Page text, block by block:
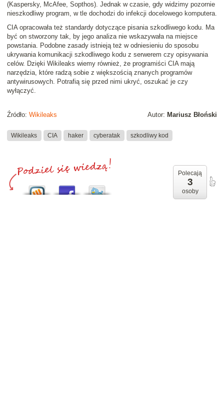
(Kaspersky, McAfee, Sopthos). Jednak w czasie, gdy widzimy pozornie
nieszkodliwy program, w tle dochodzi do infekcji docelowego komputera.
CIA opracowała też standardy dotyczące pisania szkodliwego kodu. Ma
być on stworzony tak, by jego analiza nie wskazywała na miejsce
powstania. Podobne zasady istnieją też w odniesieniu do sposobu
ukrywania komunikacji szkodliwego kodu z serwerem czy opisywania
celów. Dzięki Wikileaks wiemy również, że programiści CIA mają
narzędzia, które radzą sobie z większością znanych programów
antywirusowych. Potrafią się przed nimi ukryć, oszukać je czy
wyłączyć.
Autor: Mariusz Błoński
Źródło: Wikileaks
Wikileaks CIA haker cyberatak szkodliwy kod
Polecają
3
osoby